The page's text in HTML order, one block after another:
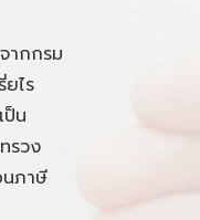
ากกรม
ไร
น
รวง
นภาษี